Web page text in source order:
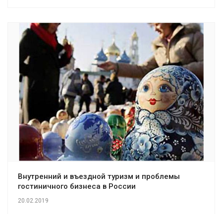
Внутренний и въездной туризм и проблемы
гостиничного бизнеса в Росcии
20.02.2019